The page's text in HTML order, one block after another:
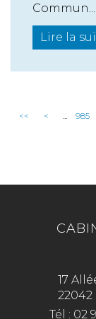
Commun...
Lire la
<< < ... 985
17
22042
Tél : 02